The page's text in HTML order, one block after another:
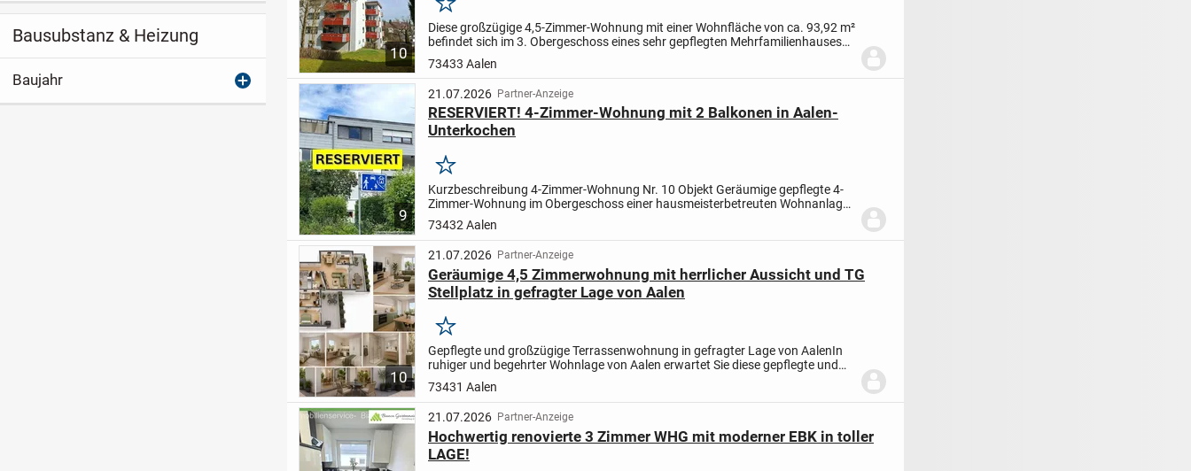
10
Merken
Diese großzügige 4,5-Zimmer-Wohnung mit einer Wohnfläche von ca. 93,92 m²
befindet sich im 3. Obergeschoss eines sehr gepflegten Mehrfamilienhauses
mit insgesamt 20 Wohneinheiten, das im Jahr 1984...
73433 Aalen
9
21.07.2026 Partner-Anzeige
RESERVIERT! 4-Zimmer-Wohnung mit 2 Balkonen in Aalen-
Unterkochen
Merken
Kurzbeschreibung 4-Zimmer-Wohnung Nr. 10 Objekt Geräumige gepflegte 4-
Zimmer-Wohnung im Obergeschoss einer hausmeisterbetreuten Wohnanlage
ohne Aufzug mit insgesamt 13 Wohneinheiten.
73432 Aalen
10
21.07.2026 Partner-Anzeige
Geräumige 4,5 Zimmerwohnung mit herrlicher Aussicht und TG
Stellplatz in gefragter Lage von Aalen
Merken
Gepflegte und großzügige Terrassenwohnung in gefragter Lage von AalenIn
ruhiger und begehrter Wohnlage von Aalen erwartet Sie diese gepflegte und
großzügig geschnittene Erdgeschoss- Terrassenwohnung...
73431 Aalen
21.07.2026 Partner-Anzeige
Hochwertig renovierte 3 Zimmer WHG mit moderner EBK in toller
LAGE!
Bausubstanz & Heizung
Baujahr